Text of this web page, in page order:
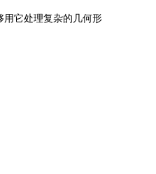
它处理复杂的几何形